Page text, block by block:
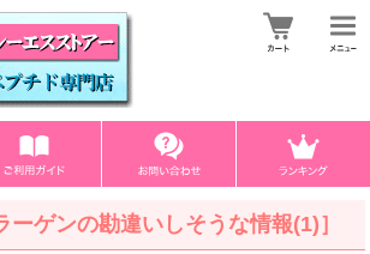
ーゲンの勘違いしそうな情報(1)］